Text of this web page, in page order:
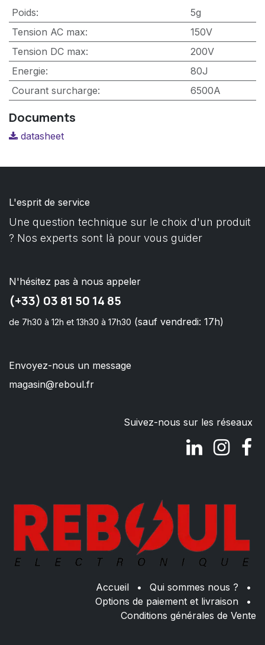
Poids:
5g
Tension AC max:
150V
Tension DC max:
200V
Energie:
80J
Courant surcharge: 6500A
Documents
datasheet
L'esprit de service
Une question technique sur le choix d'un produit
? Nos experts sont là pour vous guider
N'hésitez pas à nous appeler
(+33) 03 81 50 14 85
de 7h30 à 12h et 13h30 à 17h30 (sauf vendredi: 17h)
Envoyez-nous un message
magasin@reboul.fr
Suivez-nous sur les réseaux
Accueil • Qui sommes nous ?
•
Options de paiement et livraison
•
Conditions générales de Vente